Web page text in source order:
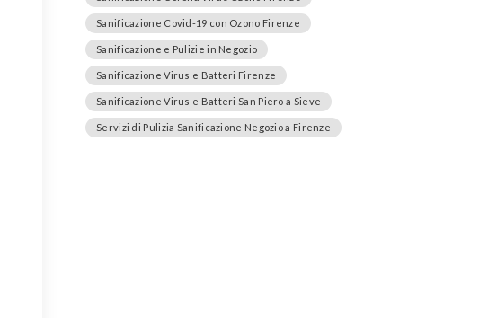
Sanificazione Covid-19 con Ozono Firenze
Sanificazione e Pulizie in Negozio
Sanificazione Virus e Batteri Firenze
Sanificazione Virus e Batteri San Piero a Sieve
Servizi di Pulizia Sanificazione Negozio a Firenze